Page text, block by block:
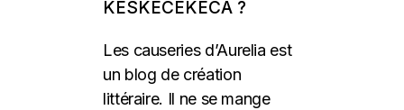
KESKECEKECA ?
Les causeries d’Aurelia est
un blog de création
littéraire. Il ne se mange